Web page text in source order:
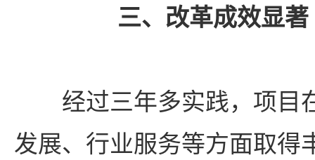
三、改革成效显
经过三年多实践，项目
发展、行业服务等方面取得